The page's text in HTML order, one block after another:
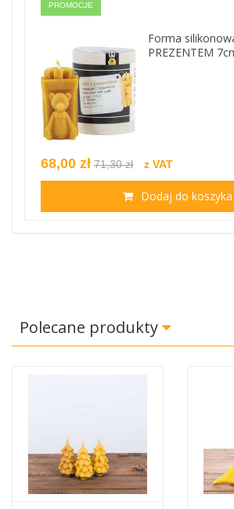
PROMOCJE
Forma
PREZENTEM
68,00 zł 71,30 zł z VAT
Dodaj do koszyka
Polecane produkty